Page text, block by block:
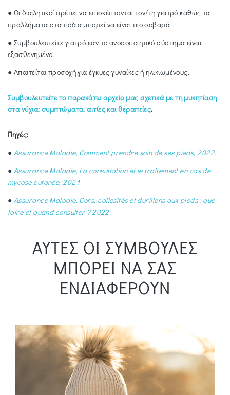
● Οι διαβητικοί πρέπει να επισκέπτονται τον/τη γιατρό καθώς τα
προβλήματα στα πόδια μπορεί να είναι πιο σοβαρά
● Συμβουλευτείτε γιατρό εάν το ανοσοποιητικό σύστημα είναι
εξασθενημένο.
● Απαιτείται προσοχή για έγκυες γυναίκες ή ηλικιωμένους.
Συμβουλευτείτε το παρακάτω αρχείο μας σχετικά με τη μυκητίαση
στα νύχια: συμπτώματα, αιτίες και θεραπείες.
Πηγές:
● Assurance Maladie, Comment prendre soin de ses pieds, 2022.
● Assurance Maladie, La consultation et le traitement en cas de
mycose cutanée, 2021
● Assurance Maladie, Cors, callosités et durillons aux pieds : que
faire et quand consulter ? 2022.
ΑΥΤΕΣ ΟΙ ΣΥΜΒΟΥΛΕΣ
ΜΠΟΡΕΙ ΝΑ ΣΑΣ
ΕΝΔΙΑΦΕΡΟΥΝ